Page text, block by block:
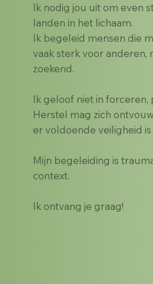
Ik nodig jou uit om even
landen in het lichaam.
Ik begeleid mensen die
vaak sterk voor anderen,
zoekend.
Ik geloof niet in
Herstel mag zich
er voldoende veiligheid
Mijn begeleiding is
context.
Ik ontvang je graag!